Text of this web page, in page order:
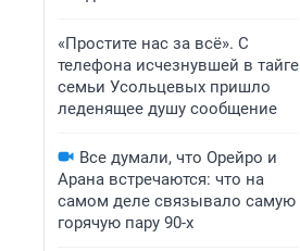
«Простите нас за всё». С
телефона исчезнувшей в тайге
семьи Усольцевых пришло
леденящее душу сообщение
Все думали, что Орейро и
Арана встречаются: что на
самом деле связывало самую
горячую пару 90-х